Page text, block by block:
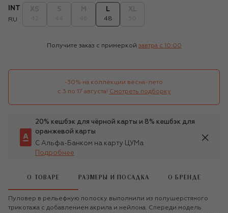
INT
RU
L
48
Получите заказ с примеркой завтра c 10:00
-30% на коллекции весна-лето
с 3 по 17 августа! Смотреть подборку
20% кешбэк для чёрной карты и 8% кешбэк для
оранжевой карты
С Альфа-Банком на карту ЦУМа
Подробнее
О ТОВАРЕ РАЗМЕРЫ И ПОСАДКА О БРЕНДЕ
Пуловер в рельефную полоску выполнили из полушерстяного
трикотажа с добавлением акрила и нейлона. Спереди модель